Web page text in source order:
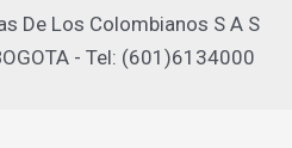
De Los Colombianos S A S
- Tel: (601)6134000